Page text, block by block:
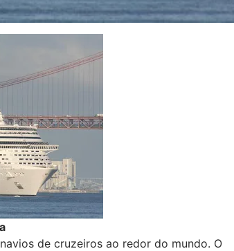
de cruzeiros ao redor do mundo. O